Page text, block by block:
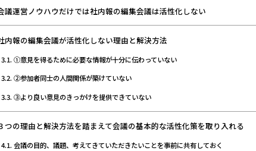
議運営ノウハウだけでは社内報の編集会議は活性化しない
内報の編集会議が活性化しない理由と解決方法
①意見を得るために必要な情報が十分に伝わっていない
②参加者同士の人間関係が築けていない
③より良い意見のきっかけを提供できていない
つの理由と解決方法を踏まえて会議の基本的な活性化策を取り入れる
会議の目的、議題、考えてきていただきたいことを事前に共有しておく